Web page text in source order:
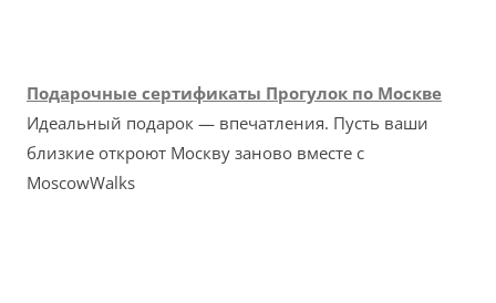
Подарочные сертификаты Прогулок по Москве
Идеальный подарок — впечатления. Пусть ваши
близкие откроют Москву заново вместе с
MoscowWalks